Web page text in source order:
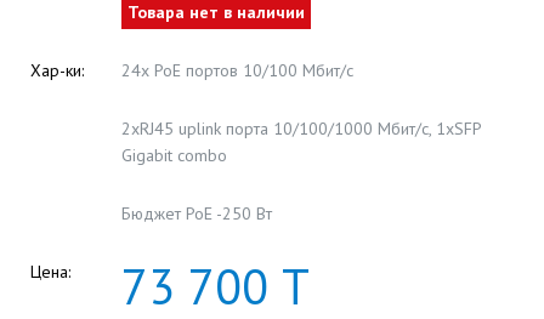
Товара нет в наличии
Хар-ки: 24х PoE портов 10/100 Мбит/с
2хRJ45 uplink порта 10/100/1000 Мбит/с, 1xSFP
Gigabit combo
Бюджет PoE -250 Вт
Цена: 73 700 Т